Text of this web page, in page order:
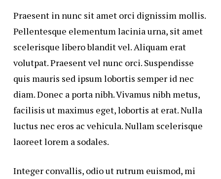
Praesent in nunc sit amet orci dignissim mollis.
Pellentesque elementum lacinia urna, sit amet
scelerisque libero blandit vel. Aliquam erat
volutpat. Praesent vel nunc orci. Suspendisse
quis mauris sed ipsum lobortis semper id nec
diam. Donec a porta nibh. Vivamus nibh metus,
facilisis ut maximus eget, lobortis at erat. Nulla
luctus nec eros ac vehicula. Nullam scelerisque
laoreet lorem a sodales.
Integer convallis, odio ut rutrum euismod, mi